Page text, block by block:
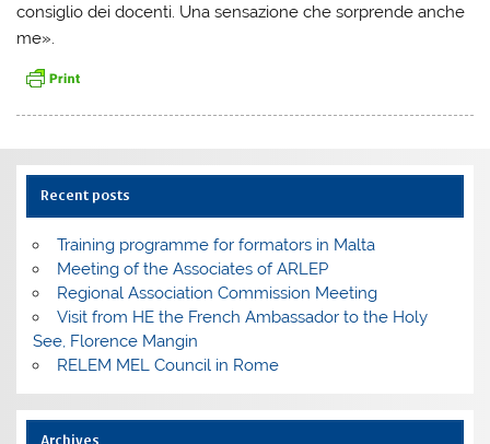
consiglio dei docenti. Una sensazione che sorprende anche
me».
Recent posts
Training programme for formators in Malta
Meeting of the Associates of ARLEP
Regional Association Commission Meeting
Visit from HE the French Ambassador to the Holy
See, Florence Mangin
RELEM MEL Council in Rome
Archives